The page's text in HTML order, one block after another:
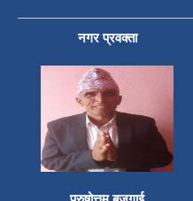
नगर प्रवक्ता